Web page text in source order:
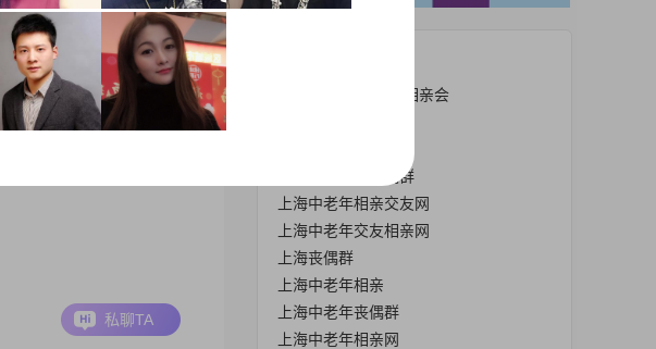
私聊TA
私聊TA
2019年上海中老年相亲会
找上海中老年丧偶群
上海中老年相亲交友网
上海中老年交友相亲网
上海丧偶群
上海中老年相亲
上海中老年丧偶群
上海中老年相亲网